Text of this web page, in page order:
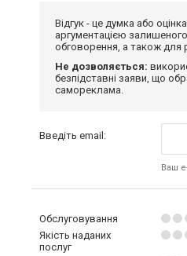
Відгук - це думка або
аргументацією
обговорення, а також для
Не дозволяється:
безпідставні заяви, що
самореклама.
Введіть email:
Ваш
Обслуговування
Якість наданих
послуг